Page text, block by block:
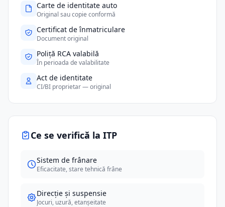
Carte de identitate auto
Original sau copie conformă
Certificat de înmatriculare
Document original
Poliță RCA valabilă
În perioada de valabilitate
Act de identitate
CI/BI proprietar — original
Ce se verifică la ITP
Sistem de frânare
Eficacitate, stare tehnică frâne
Direcție și suspensie
Jocuri, uzură, etanșeitate